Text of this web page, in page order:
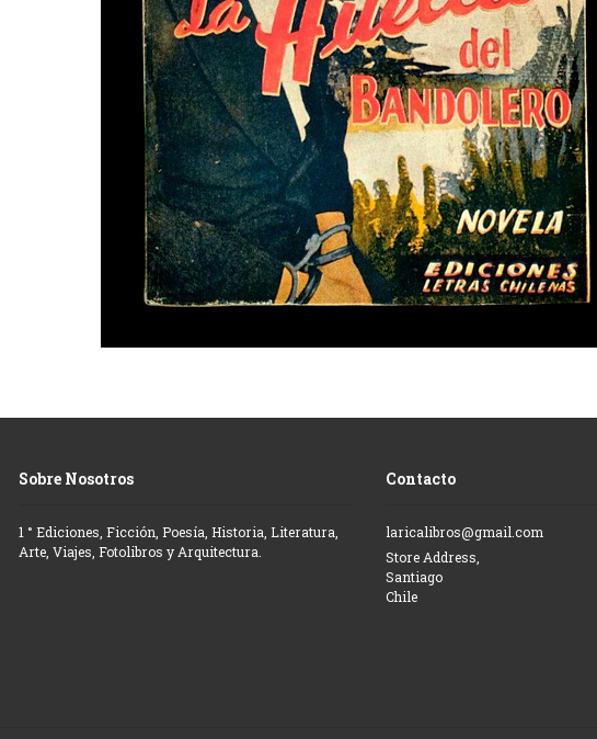
Sobre Nosotros
1 ° Ediciones, Ficción, Poesía, Historia, Literatura,
Arte, Viajes, Fotolibros y Arquitectura.
Contacto
laricalibros@gmail.com
Store Address,
Santiago
Chile